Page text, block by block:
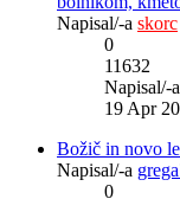
Napisal/-a skorc
0
11632
Napisal/-a
19 Apr
Božič in novo
Napisal/-a
0